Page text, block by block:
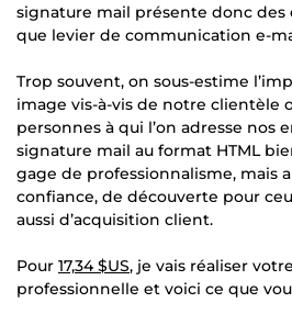
signature mail présente donc des
que levier de communication e-
Trop souvent, on sous-estime
image vis-à-vis de notre clientèle
personnes à qui l’on adresse nos
signature mail au format HTML
gage de professionnalisme, mais
confiance, de découverte pour
aussi d’acquisition client.
Pour 17,34 $US, je vais réaliser
professionnelle et voici ce que